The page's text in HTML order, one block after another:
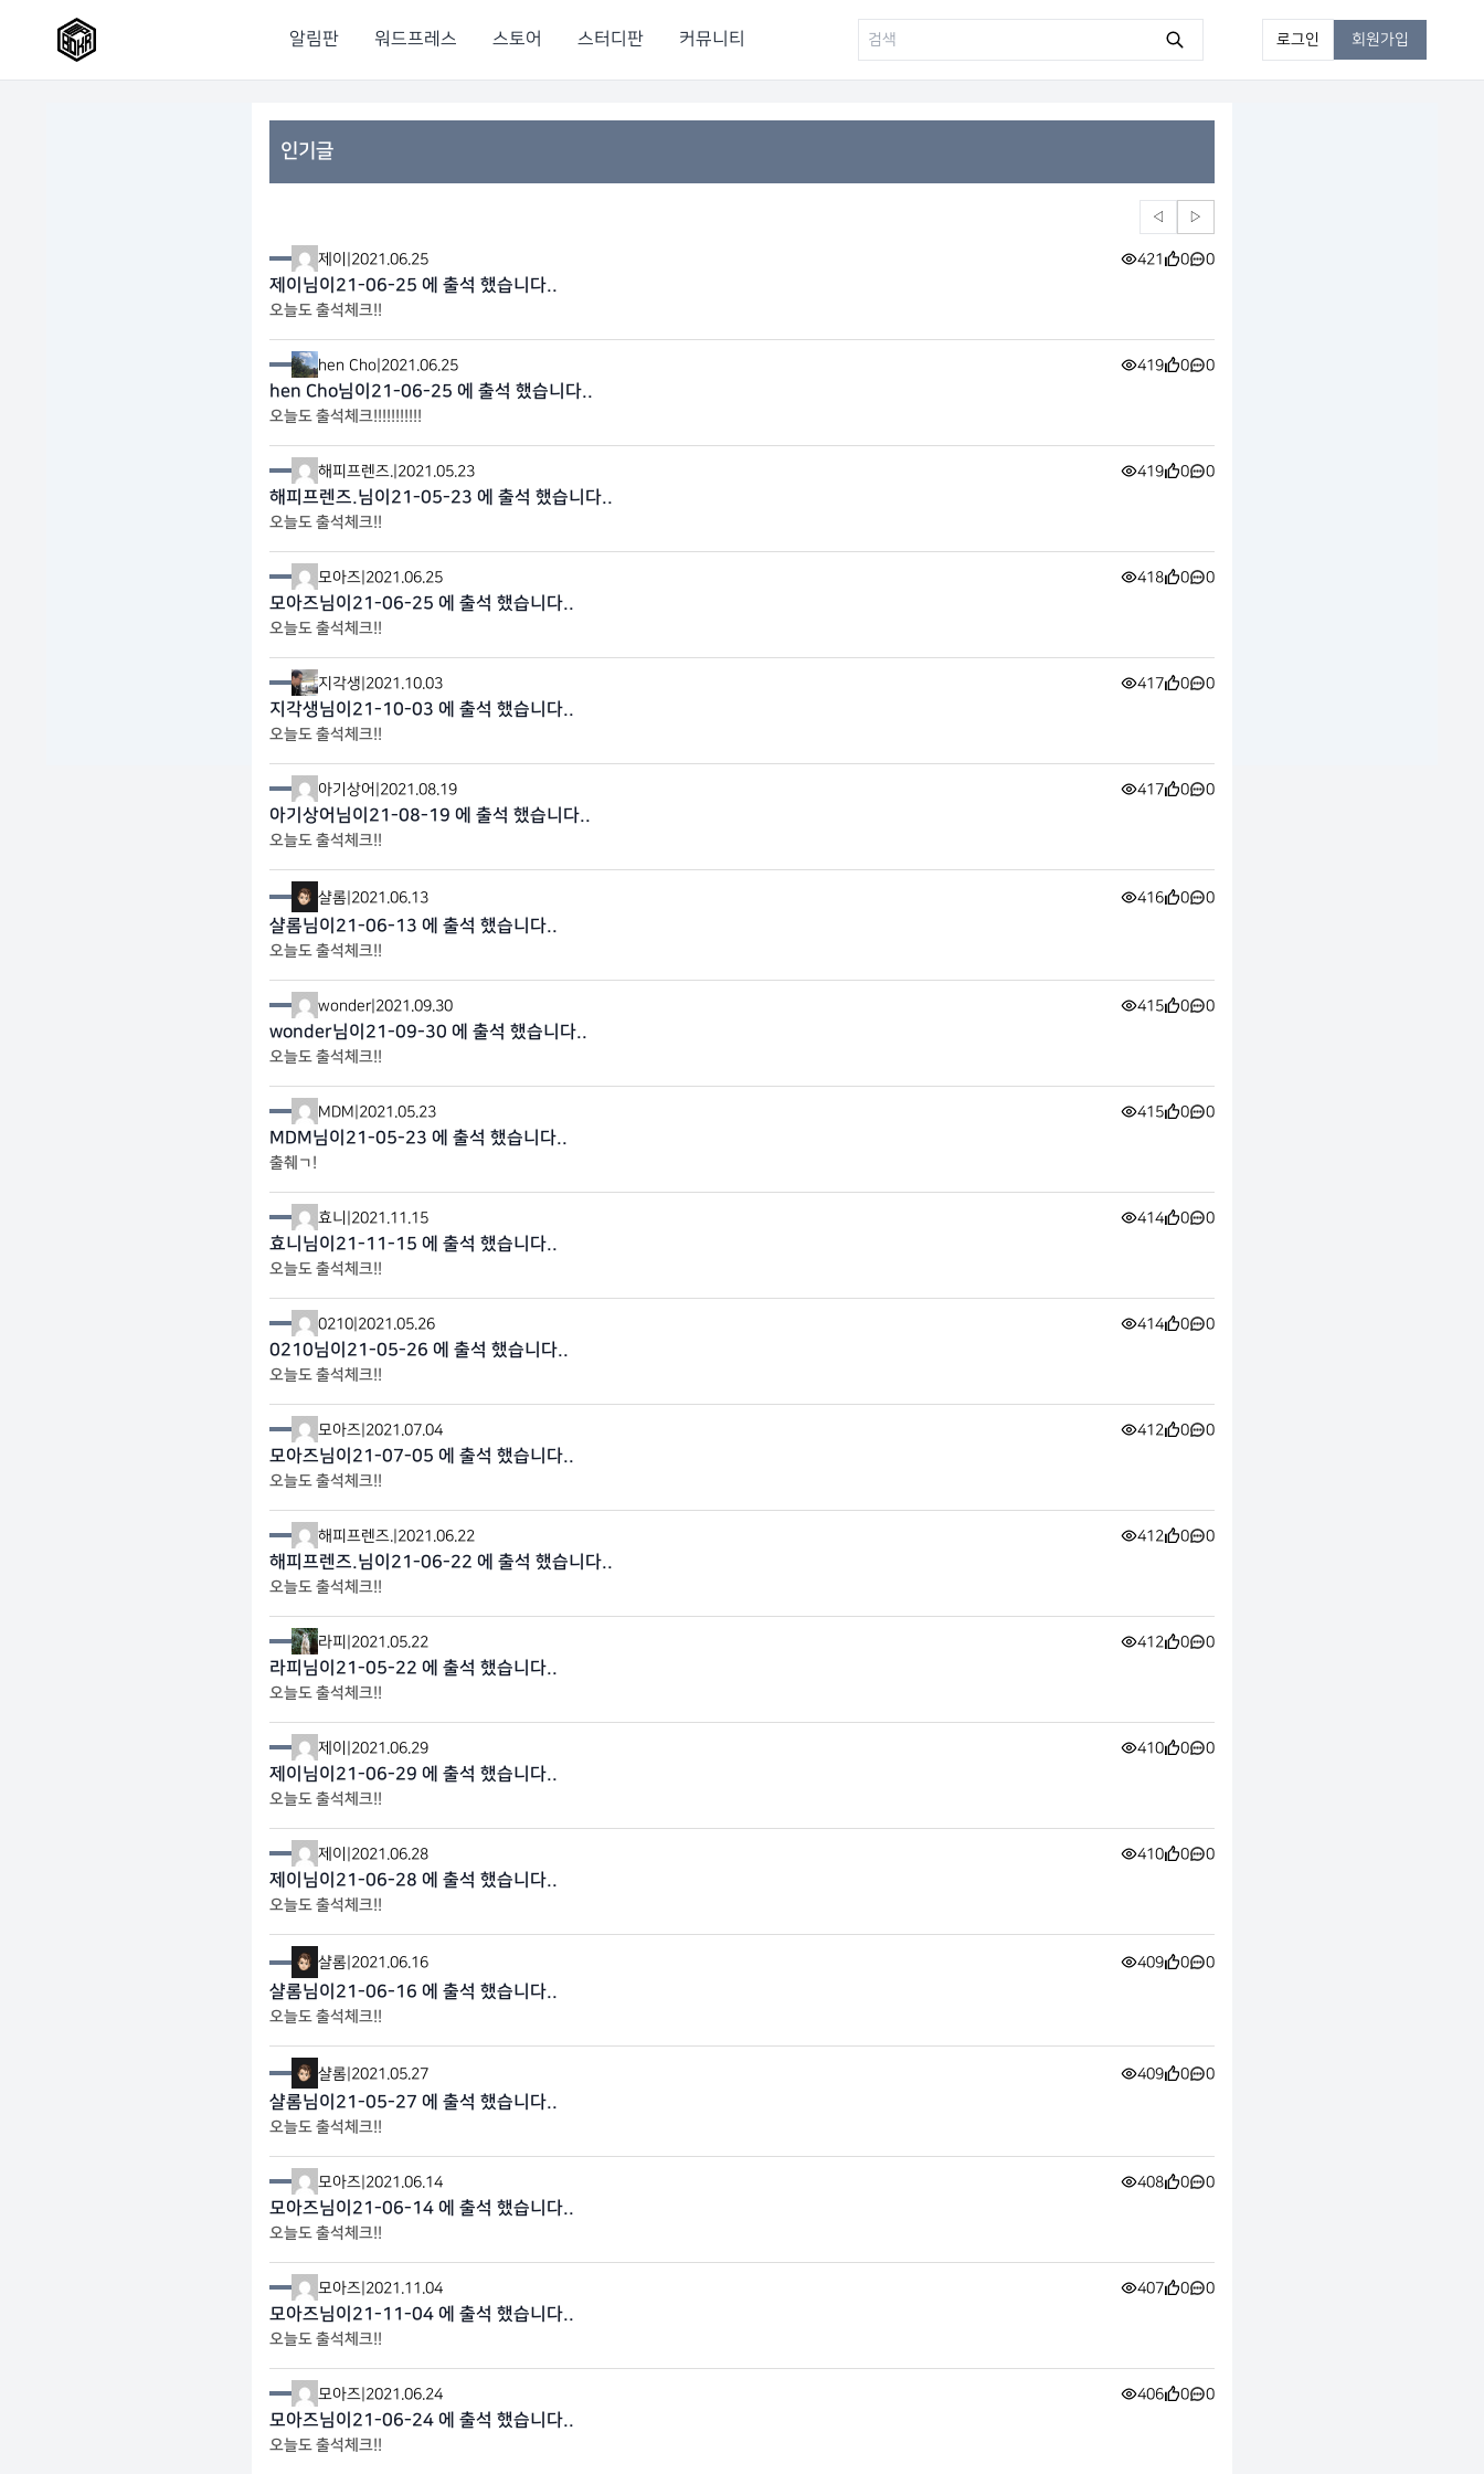
알림판 워드프레스 스토어 스터디판 커뮤니티 로그인 회원가입
인기글
◁ ▷
제이 |2021.06.25 421 0 0
제이님이21-06-25 에 출석 했습니다..
오늘도 출석체크!!
hen Cho|2021.06.25 419 0 0
hen Cho님이21-06-25 에 출석 했습니다..
오늘도 출석체크!!!!!!!!!!!
해피프렌즈. |2021.05.23 419 0 0
해피프렌즈.님이21-05-23 에 출석 했습니다..
오늘도 출석체크!!
모아즈|2021.06.25 418 0 0
모아즈님이21-06-25 에 출석 했습니다..
오늘도 출석체크!!
지각생|2021.10.03 417 0 0
지각생님이21-10-03 에 출석 했습니다..
오늘도 출석체크!!
아기상어 |2021.08.19 417 0 0
아기상어님이21-08-19 에 출석 했습니다..
오늘도 출석체크!!
샬롬|2021.06.13 416 0 0
샬롬님이21-06-13 에 출석 했습니다..
오늘도 출석체크!!
wonder| 2021.09.30 415 0 0
wonder님이21-09-30 에 출석 했습니다..
오늘도 출석체크!!
MDM 2021.05.23 415 0 0
MDM님이21-05-23 에 출석 했습니다..
출췌ㄱ!
효니 2021.11.15 414 0 0
효니님이21-11-15 에 출석 했습니다..
오늘도 출석체크!!
0210 2021.05.26 414 0 0
0210님이21-05-26 에 출석 했습니다..
오늘도 출석체크!!
모아즈 2021.07.04 412 0 0
모아즈님이21-07-05 에 출석 했습니다..
오늘도 출석체크!!
해피프렌즈. 2021.06.22 412 0 0
해피프렌즈.님이21-06-22 에 출석 했습니다..
오늘도 출석체크!!
라피 2021.05.22 412 0 0
라피님이21-05-22 에 출석 했습니다..
오늘도 출석체크!!
제이 2021.06.29 410 0 0
제이님이21-06-29 에 출석 했습니다..
오늘도 출석체크!!
제이 2021.06.28 410 0 0
제이님이21-06-28 에 출석 했습니다..
오늘도 출석체크!!
샬롬 2021.06.16 409 0 0
샬롬님이21-06-16 에 출석 했습니다..
오늘도 출석체크!!
샬롬|2021.05.27 409 0 0
샬롬님이21-05-27 에 출석 했습니다..
오늘도 출석체크!!
모아즈|2021.06.14 408 0 0
모아즈님이21-06-14 에 출석 했습니다..
오늘도 출석체크!!
모아즈|2021.11.04 407 0 0
모아즈님이21-11-04 에 출석 했습니다..
오늘도 출석체크!!
모아즈|2021.06.24 406 0 0
모아즈님이21-06-24 에 출석 했습니다..
오늘도 출석체크!!